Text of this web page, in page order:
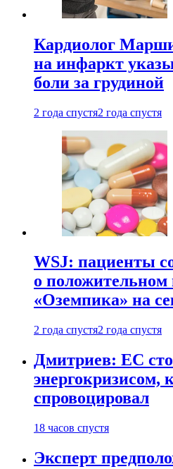
Кардиолог
на инфаркт
боли за грудиной
2 года спустя2 года спустя
WSJ: пациенты
о
«Оземпика» на
2 года спустя2 года спустя
Дмитриев: ЕС
энергокризисом,
спровоцировал
18 часов спустя
Эксперт